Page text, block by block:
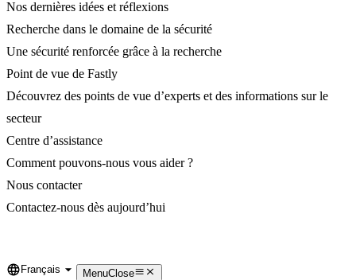
Nos dernières idées et réflexions
Recherche dans le domaine de la sécurité
Une sécurité renforcée grâce à la recherche
Point de vue de Fastly
Découvrez des points de vue d’experts et des informations sur le
secteur
Centre d’assistance
Comment pouvons-nous vous aider ?
Nous contacter
Contactez-nous dès aujourd’hui
Language
Français MenuClose